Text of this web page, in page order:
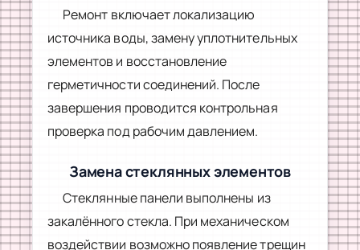
Ремонт включает локализацию
источника воды, замену уплотнительных
элементов и восстановление
герметичности соединений. После
завершения проводится контрольная
проверка под рабочим давлением.
Замена стеклянных элементов
Стеклянные панели выполнены из
закалённого стекла. При механическом
воздействии возможно появление трещин